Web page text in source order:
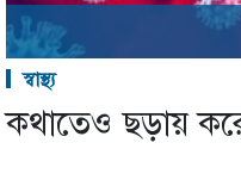
স্বাস্থ্য
কথাতেও ছড়ায়